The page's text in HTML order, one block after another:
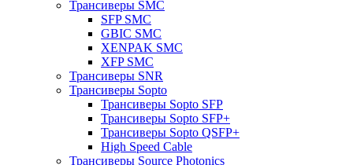
Трансиверы SMC
SFP SMC
GBIC SMC
XENPAK SMC
XFP SMC
Трансиверы SNR
Трансиверы Sopto
Трансиверы Sopto SFP
Трансиверы Sopto SFP+
Трансиверы Sopto QSFP+
High Speed Cable
Трансиверы Source Photonics